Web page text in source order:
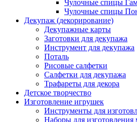
Чулочные спицы
Чулочные спицы
Декупаж (декорирование)
Декупажные карты
Заготовки для декупажа
Инструмент для декупажа
Поталь
Рисовые салфетки
Салфетки для декупажа
Трафареты для декора
Детское творчество
Изготовление игрушек
Инструменты для
Наборы для изготовления